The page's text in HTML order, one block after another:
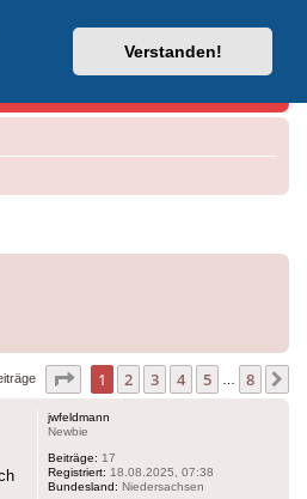
Verstanden!
Kabel-Helpdesk
Seite von8
1 2 3 4 5 8
jwfeldmann
Newbie
Beiträge: 17
Registriert: 18.08.2025, 07:38
Bundesland: Niedersachsen